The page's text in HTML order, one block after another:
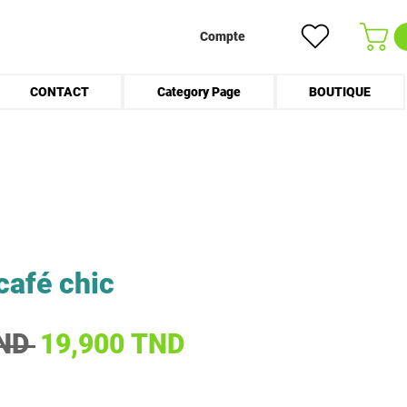
Compte
CONTACT Category Page BOUTIQUE
chic
Prix original
19,900 TNDPrix promotionnel